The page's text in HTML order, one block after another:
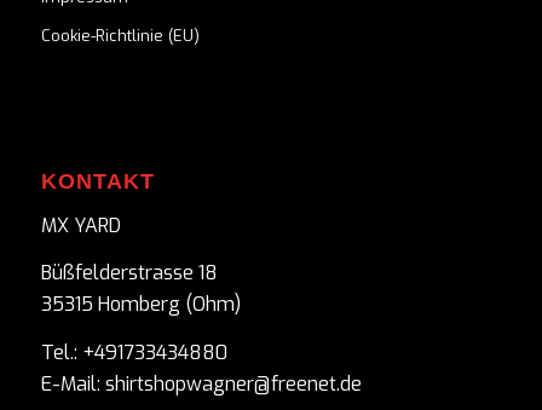
Cookie-Richtlinie (EU)
KONTAKT
MX YARD
Büßfelderstrasse 18
35315 Homberg (Ohm)
Tel.: +491733434880
E-Mail: shirtshopwagner@freenet.de